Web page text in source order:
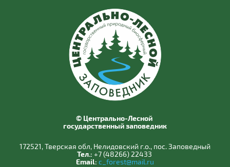
© Центрально-Лесной
государственный заповедник
172521, Тверская обл, Нелидовский г.о., пос. Заповедный
Тел.: +7 (48266) 22433
Email: c_forest@mail.ru